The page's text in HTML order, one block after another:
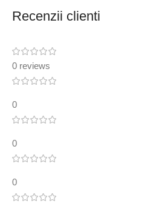
Recenzii clienti
0 reviews
0
0
0